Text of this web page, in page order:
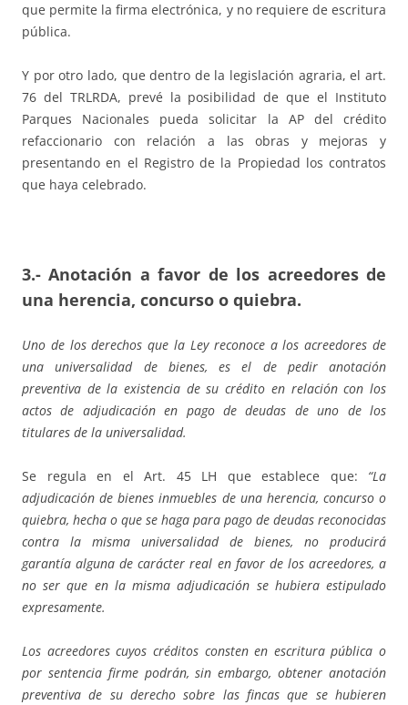
que permite la firma electrónica, y no requiere de escritura
pública.
Y por otro lado, que dentro de la legislación agraria, el art.
76 del TRLRDA, prevé la posibilidad de que el Instituto
Parques Nacionales pueda solicitar la AP del crédito
refaccionario con relación a las obras y mejoras y
presentando en el Registro de la Propiedad los contratos
que haya celebrado.
3.- Anotación a favor de los acreedores de
una herencia, concurso o quiebra.
Uno de los derechos que la Ley reconoce a los acreedores de
una universalidad de bienes, es el de pedir anotación
preventiva de la existencia de su crédito en relación con los
actos de adjudicación en pago de deudas de uno de los
titulares de la universalidad.
Se regula en el Art. 45 LH que establece que: “La
adjudicación de bienes inmuebles de una herencia, concurso o
quiebra, hecha o que se haga para pago de deudas reconocidas
contra la misma universalidad de bienes, no producirá
garantía alguna de carácter real en favor de los acreedores, a
no ser que en la misma adjudicación se hubiera estipulado
expresamente.
Los acreedores cuyos créditos consten en escritura pública o
por sentencia firme podrán, sin embargo, obtener anotación
preventiva de su derecho sobre las fincas que se hubieren